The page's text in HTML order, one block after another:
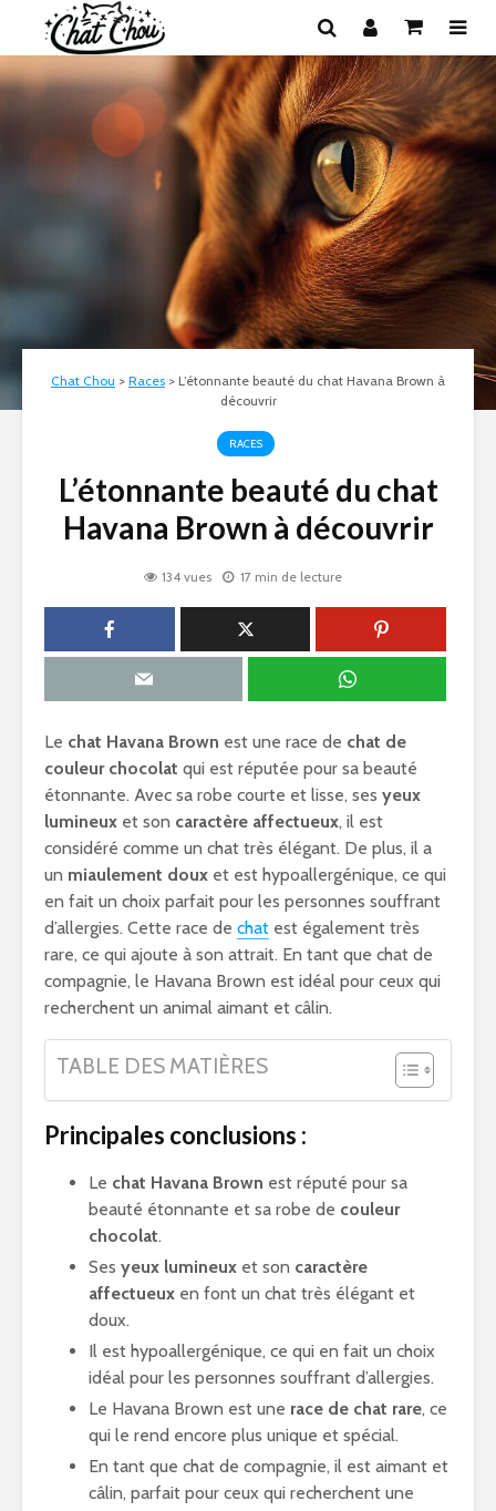
Chat Chou > Races > L’étonnante beauté du chat Havana Brown à
découvrir
RACES
L’étonnante beauté du chat
Havana Brown à découvrir
134 vues 17 min de lecture
Le chat Havana Brown est une race de chat de
couleur chocolat qui est réputée pour sa beauté
étonnante. Avec sa robe courte et lisse, ses yeux
lumineux et son caractère affectueux, il est
considéré comme un chat très élégant. De plus, il a
un miaulement doux et est hypoallergénique, ce qui
en fait un choix parfait pour les personnes souffrant
d’allergies. Cette race de chat est également très
rare, ce qui ajoute à son attrait. En tant que chat de
compagnie, le Havana Brown est idéal pour ceux qui
recherchent un animal aimant et câlin.
TABLE DES MATIÈRES
Principales conclusions :
Le chat Havana Brown est réputé pour sa
beauté étonnante et sa robe de couleur
chocolat.
Ses yeux lumineux et son caractère
affectueux en font un chat très élégant et
doux.
Il est hypoallergénique, ce qui en fait un choix
idéal pour les personnes souffrant d’allergies.
Le Havana Brown est une race de chat rare, ce
qui le rend encore plus unique et spécial.
En tant que chat de compagnie, il est aimant et
câlin, parfait pour ceux qui recherchent une